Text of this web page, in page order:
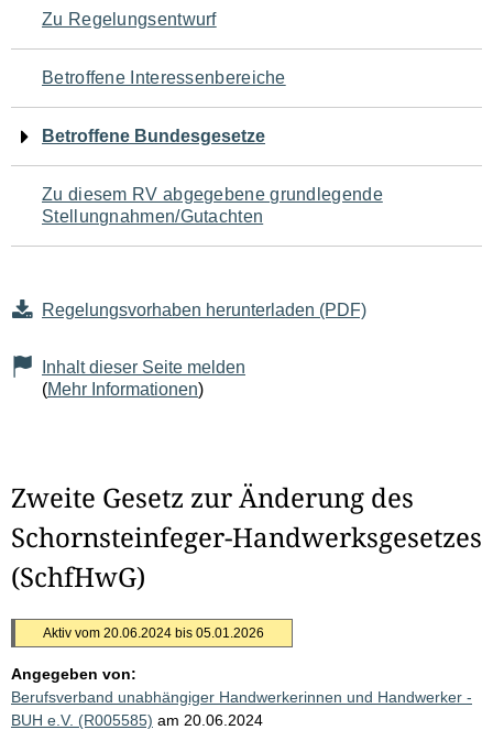
den
Seiteninhalt
Zu Regelungsentwurf
Betroffene Interessenbereiche
Betroffene Bundesgesetze
Zu diesem RV abgegebene grundlegende
Stellungnahmen/Gutachten
Regelungsvorhaben herunterladen (PDF)
Inhalt dieser Seite melden
(Mehr Informationen)
Zweite Gesetz zur Änderung des
Schornsteinfeger-Handwerksgesetzes
(SchfHwG)
Aktiv vom 20.06.2024 bis 05.01.2026
Angegeben von:
Berufsverband unabhängiger Handwerkerinnen und Handwerker -
BUH e.V. (R005585) am 20.06.2024